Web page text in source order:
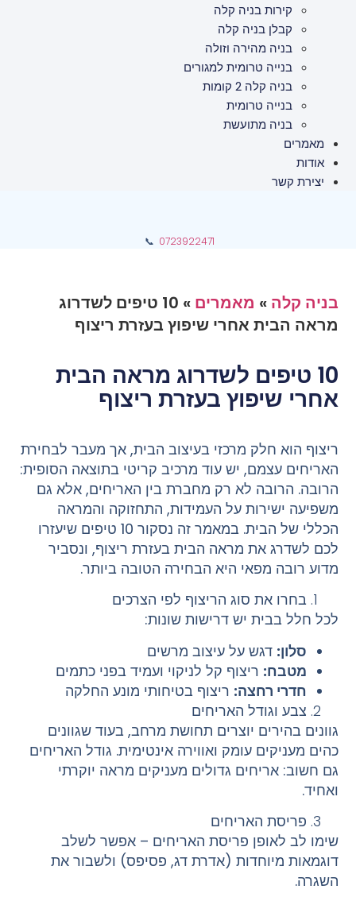
קירות בניה קלה
קבלן בניה קלה
בניה מהירה וזולה
בנייה טרומית למגורים
בניה קלה 2 קומות
בנייה טרומית
בניה מתועשת
מאמרים
אודות
יצירת קשר
0723922471
📞
בניה קלה» מאמרים»
10 טיפים לשדרוג
מראה הבית אחרי שיפוץ בעזרת ריצוף
10 טיפים לשדרוג מראה הבית
אחרי שיפוץ בעזרת ריצוף
ריצוף הוא חלק מרכזי בעיצוב הבית, אך מעבר לבחירת
האריחים עצמם, יש עוד מרכיב קריטי בתוצאה הסופית:
הרובה. הרובה לא רק מחברת בין האריחים, אלא גם
משפיעה ישירות על העמידות, התחזוקה והמראה
הכללי של הבית. במאמר זה נסקור 10 טיפים שיעזרו
לכם לשדרג את מראה הבית בעזרת ריצוף, ונסביר
מדוע רובה מפאי היא הבחירה הטובה ביותר.
בחרו את סוג הריצוף לפי הצרכים
לכל חלל בבית יש דרישות שונות:
סלון:דגש על עיצוב מרשים
מטבח:ריצוף קל לניקוי ועמיד בפני כתמים
חדרי רחצה:ריצוף בטיחותי מונע החלקה
צבע וגודל האריחים
גוונים בהירים יוצרים תחושת מרחב, בעוד שגוונים
כהים מעניקים עומק ואווירה אינטימית. גודל האריחים
גם חשוב: אריחים גדולים מעניקים מראה יוקרתי
ואחיד.
פריסת האריחים
שימו לב לאופן פריסת האריחים – אפשר לשלב
דוגמאות מיוחדות (אדרת דג, פסיפס) ולשבור את
השגרה.